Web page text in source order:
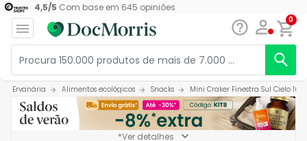
4,5/5 Com base em 645 opiniões
0
Ervanária Alimentos ecológicos Snacks Mini Craker Finestra Sul Cielo
*Ver detalhes